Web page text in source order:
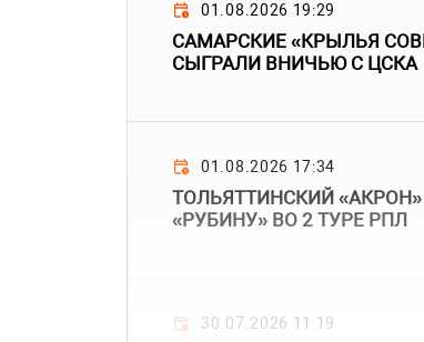
01.08.2026 19:29
САМАРСКИЕ «КРЫЛЬЯ
СЫГРАЛИ ВНИЧЬЮ С ЦСКА
01.08.2026 17:34
ТОЛЬЯТТИНСКИЙ
«РУБИНУ» ВО 2 ТУРЕ РПЛ
30.07.2026 11:19